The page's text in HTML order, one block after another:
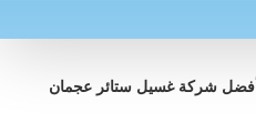
أفضل شركة غسيل ستائر عجمان